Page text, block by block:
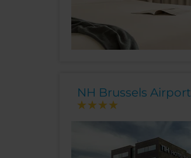
NH Brussels Airport